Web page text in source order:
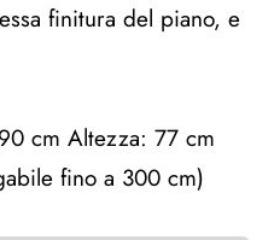
finitura del piano, e
cm Altezza: 77 cm
fino a 300 cm)